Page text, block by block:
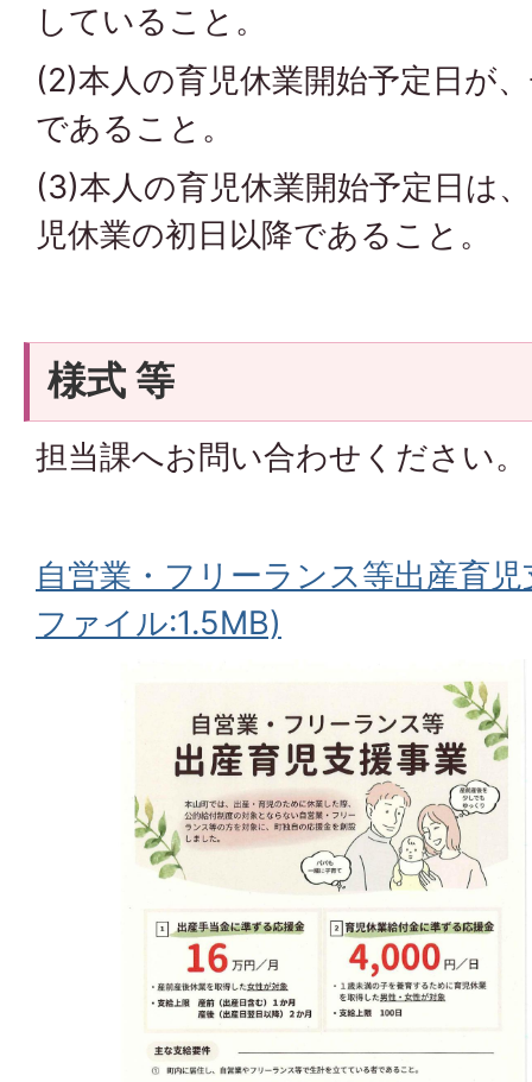
していること。
(2)本人の育児休業開始予定日が
であること。
(3)本人の育児休業開始予定日は
児休業の初日以降であること。
様式 等
担当課へお問い合わせください。
自営業・フリーランス等出産育
ファイル:1.5MB)